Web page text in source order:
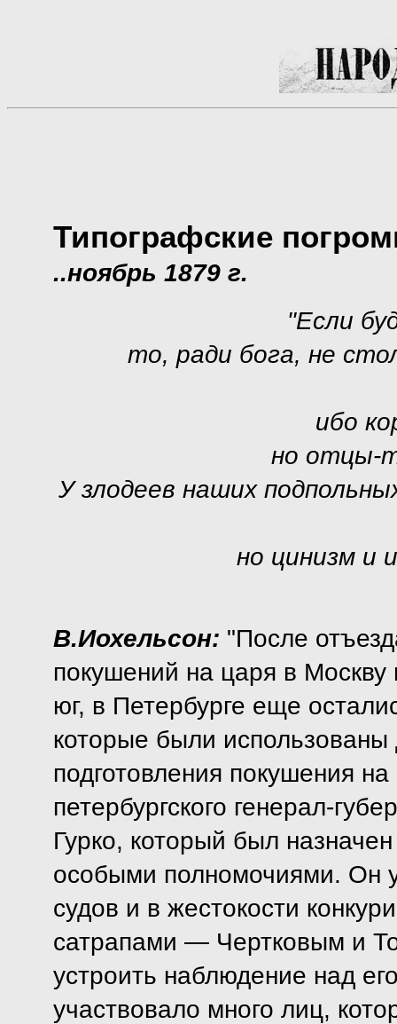
Типографские
..ноябрь 1879 г.
"Если
то, ради бога, не
ибо
но отцы-
У злодеев наших
но цинизм и
В.Иохельсон: "После
покушений на царя в
юг, в Петербурге еще
которые были использованы
подготовления покушения на
петербургского генерал-
Гурко, который был
особыми полномочиями. Он
судов и в жестокости
сатрапами — Чертковым и
устроить наблюдение над
участвовало много лиц,